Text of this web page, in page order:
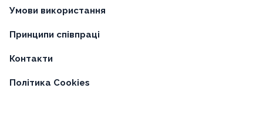
Умови використання
Принципи співпраці
Контакти
Політика Cookies